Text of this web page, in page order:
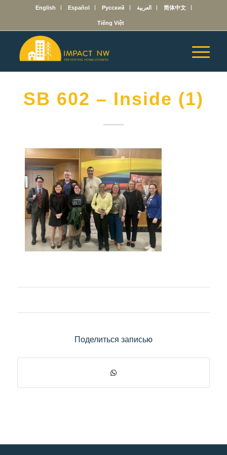
English Español Русский العربية 简体中文
Tiếng Việt
SB 602 – Inside (1)
Поделиться записью